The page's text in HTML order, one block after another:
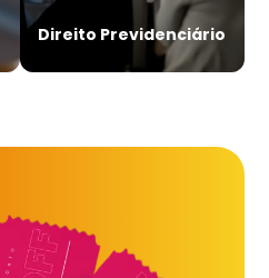
Direito Previdenciário